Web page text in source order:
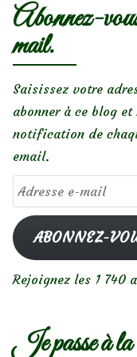
Abonnez-
mail.
Saisissez votre
abonner à ce blog
notification de
email.
Adresse
e-
mailABONNEZ-
Rejoignez les 1 740
Je passe à la